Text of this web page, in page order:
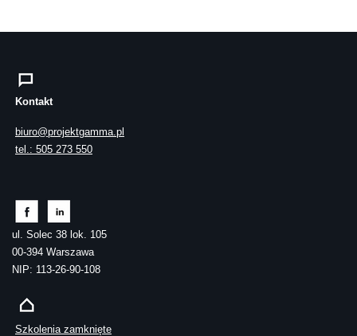
Kontakt
biuro@projektgamma.pl
tel.: 505 273 550
ul. Solec 38 lok. 105
00-394 Warszawa
NIP: 113-26-90-108
Szkolenia zamknięte